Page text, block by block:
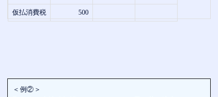
仮払消費税 500
＜例②＞